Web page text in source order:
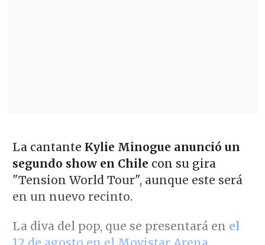
La cantante Kylie Minogue anunció un
segundo show en Chile con su gira
"Tension World Tour", aunque este será
en un nuevo recinto.
La diva del pop, que se presentará en el